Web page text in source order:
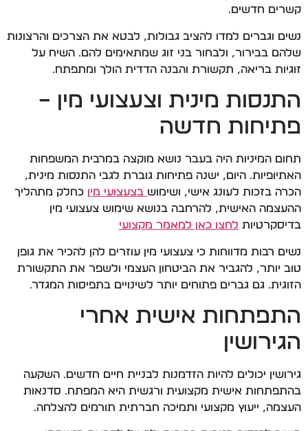
קשרים חדשים.
נשים וגברים למדו להציב גבולות, לבטא את הצרכים והרצונות
שלהם בבירור, ולבחור בני זוג שמתאימים להם. השיח על
זוגיות בריאה, תקשורת והבנה הדדית הולך ומתפתח.
התנסות מינית וצעצועי מין –
פתיחות חדשה
תחום המיניות היה בעבר נושא מוקצה במרבית המשפחות
האתיופיות. היום, ישנה פתיחות גוברת לגבי התנסות מינית,
הכרה בזכות לעונג אישי, ושימוש בצעצועי מין כחלק מתהליך
ההעצמה האישית, להרחבה בנושא שימוש צעצועי מין
בדיסקרטיות לחצו כאן למאמר מקצועי
נשים רבות מדווחות כי צעצועי מין עוזרים להן להכיר את גופן
טוב יותר, להגביר את הביטחון העצמי ולשפר את התקשורת
הזוגית. גם גברים פתוחים יותר לשינויים בתפיסות המגדר.
התפתחות אישית אחרי
הגירושין
גירושין יכולים להיות הזדמנות לבניית חיים חדשים. השקעה
בהתפתחות אישית מקצועית ורגשית היא המפתח. סדנאות
העצמה, ייעוץ מקצועי ותמיכה חברתית תורמים להצלחה.